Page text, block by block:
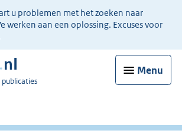
u problemen met het zoeken naar
werken aan een oplossing. Excuses voor
Menu